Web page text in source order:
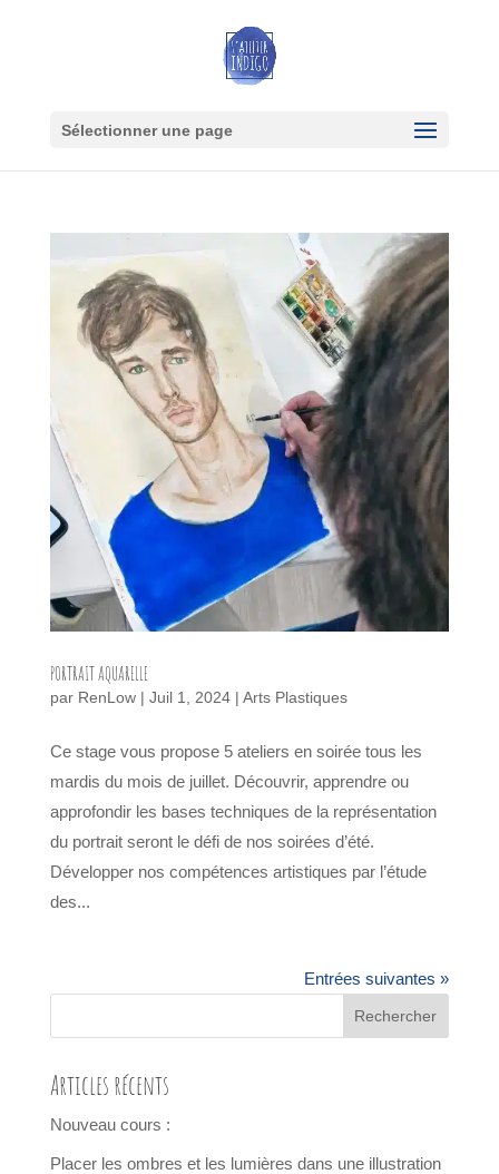
Sélectionner une page
PORTRAIT AQUARELLE
par RenLow| Juil 1, 2024| Arts Plastiques
Ce stage vous propose 5 ateliers en soirée tous les
mardis du mois de juillet. Découvrir, apprendre ou
approfondir les bases techniques de la représentation
du portrait seront le défi de nos soirées d’été.
Développer nos compétences artistiques par l’étude
des...
Entrées suivantes »
Articles récents
Nouveau cours :
Placer les ombres et les lumières dans une illustration